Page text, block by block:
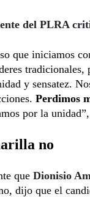
del PLRA
que iniciamos
y sensatez.
Perdimos
por la
no
que Dionisio
dijo que el